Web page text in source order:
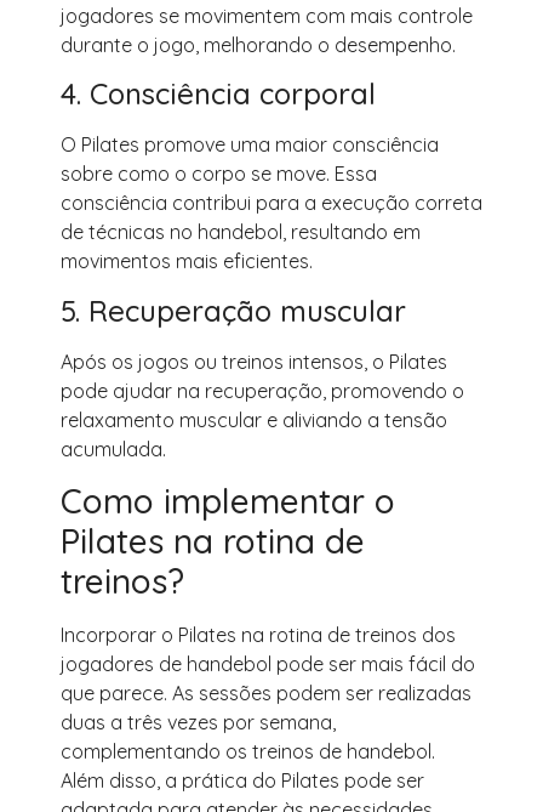
jogadores se movimentem com mais controle
durante o jogo, melhorando o desempenho.
4. Consciência corporal
O Pilates promove uma maior consciência
sobre como o corpo se move. Essa
consciência contribui para a execução correta
de técnicas no handebol, resultando em
movimentos mais eficientes.
5. Recuperação muscular
Após os jogos ou treinos intensos, o Pilates
pode ajudar na recuperação, promovendo o
relaxamento muscular e aliviando a tensão
acumulada.
Como implementar o
Pilates na rotina de
treinos?
Incorporar o Pilates na rotina de treinos dos
jogadores de handebol pode ser mais fácil do
que parece. As sessões podem ser realizadas
duas a três vezes por semana,
complementando os treinos de handebol.
Além disso, a prática do Pilates pode ser